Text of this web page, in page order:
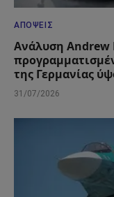
ΑΠΌΨΕΙΣ
Ανάλυση Andrew
της Γερμανίας
31/07/2026